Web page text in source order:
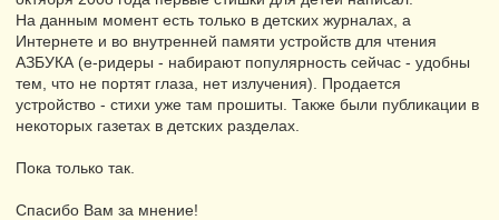
На данным момент есть только в детских журналах, а
Интернете и во внутренней памяти устройств для чтения
АЗБУКА (е-ридеры - набирают популярность сейчас - удобны
тем, что не портят глаза, нет излучения). Продается
устройство - стихи уже там прошиты. Также были публикации в
некоторых газетах в детских разделах.
Пока только так.
Спасибо Вам за мнение!